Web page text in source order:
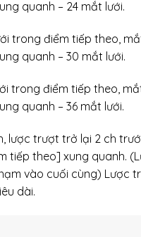
quanh – 24 mắt lưới.
trong điểm tiếp theo,
quanh – 30 mắt lưới.
trong điểm tiếp theo,
quanh – 36 mắt lưới.
lược trượt trở lại 2 ch
tiếp theo] xung quanh.
vào cuối cùng) Lược
dài.